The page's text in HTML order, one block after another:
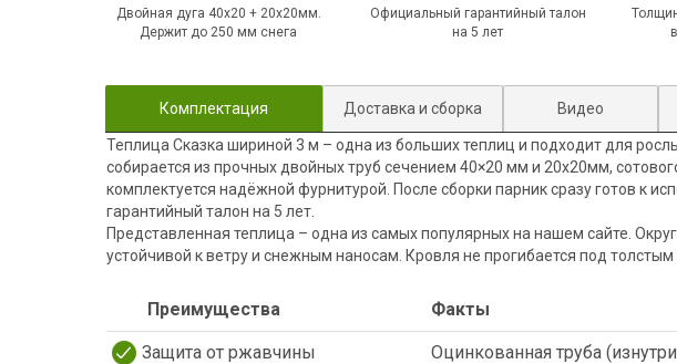
Двойная дуга 40х20 + 20х20мм.
Держит до 250 мм снега
Официальный гарантийный талон
на 5 лет
Комплектация Доставка и сборка Видео
Теплица Сказка шириной 3 м – одна из больших теплиц и подходит для
собирается из прочных двойных труб сечением 40×20 мм и 20х20мм,
комплектуется надёжной фурнитурой. После сборки парник сразу готов к
гарантийный талон на 5 лет.
Представленная теплица – одна из самых популярных на нашем сайте.
устойчивой к ветру и снежным наносам. Кровля не прогибается под толстым
Преимущества Факты
Защита от ржавчины Оцинкованная труба